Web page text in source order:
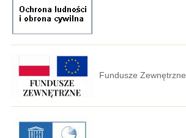
Fundusze Zewnętrzne